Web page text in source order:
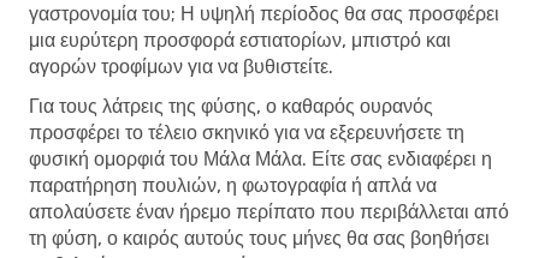
γαστρονομία του; Η υψηλή περίοδος θα σας προσφέρει
μια ευρύτερη προσφορά εστιατορίων, μπιστρό και
αγορών τροφίμων για να βυθιστείτε.
Για τους λάτρεις της φύσης, ο καθαρός ουρανός
προσφέρει το τέλειο σκηνικό για να εξερευνήσετε τη
φυσική ομορφιά του Μάλα Μάλα. Είτε σας ενδιαφέρει η
παρατήρηση πουλιών, η φωτογραφία ή απλά να
απολαύσετε έναν ήρεμο περίπατο που περιβάλλεται από
τη φύση, ο καιρός αυτούς τους μήνες θα σας βοηθήσει